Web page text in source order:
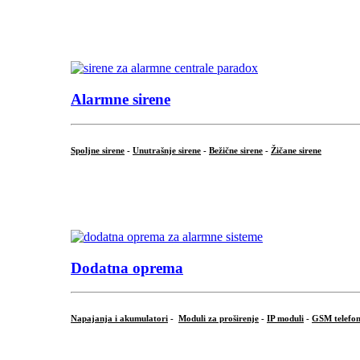
Alarmne sirene
Spoljne sirene - Unutrašnje sirene - Bežične sirene - Žičane sirene
Dodatna oprema
Napajanja i akumulatori - Moduli za proširenje - IP moduli - GSM